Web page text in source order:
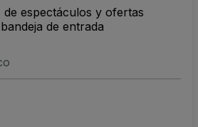
de espectáculos y ofertas
de entrada